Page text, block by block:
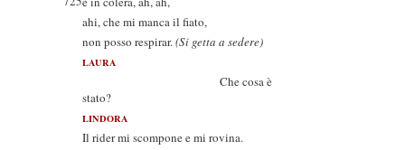
ahi, che mi manca il fiato,
non posso respirar.(Si getta a sedere)
LAURA
Che cosa è
stato?
LINDORA
Il rider mi scompone e mi rovina.